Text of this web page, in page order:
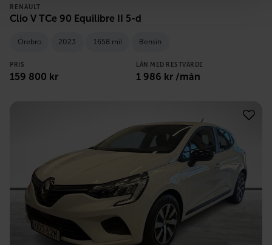
RENAULT
Clio V TCe 90 Equilibre II 5-d
Örebro 2023 1658 mil Bensin
PRIS
159 800 kr
LÅN MED RESTVÄRDE
1 986 kr /mån